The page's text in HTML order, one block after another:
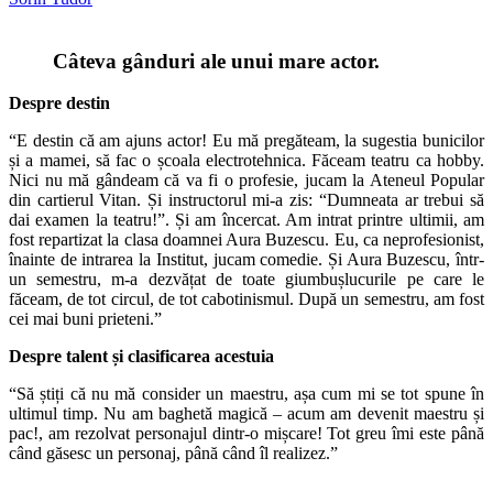
Câteva gânduri ale unui mare actor.
Despre destin
“E destin că am ajuns actor! Eu mă pregăteam, la sugestia bunicilor
și a mamei, să fac o școala electrotehnica. Făceam teatru ca hobby.
Nici nu mă gândeam că va fi o profesie, jucam la Ateneul Popular
din cartierul Vitan. Și instructorul mi-a zis: “Dumneata ar trebui să
dai examen la teatru!”. Și am încercat. Am intrat printre ultimii, am
fost repartizat la clasa doamnei Aura Buzescu. Eu, ca neprofesionist,
înainte de intrarea la Institut, jucam comedie. Și Aura Buzescu, într-
un semestru, m-a dezvățat de toate giumbușlucurile pe care le
făceam, de tot circul, de tot cabotinismul. După un semestru, am fost
cei mai buni prieteni.”
Despre talent și clasificarea acestuia
“Să știți că nu mă consider un maestru, așa cum mi se tot spune în
ultimul timp. Nu am baghetă magică – acum am devenit maestru și
pac!, am rezolvat personajul dintr-o mișcare! Tot greu îmi este până
când găsesc un personaj, până când îl realizez.”